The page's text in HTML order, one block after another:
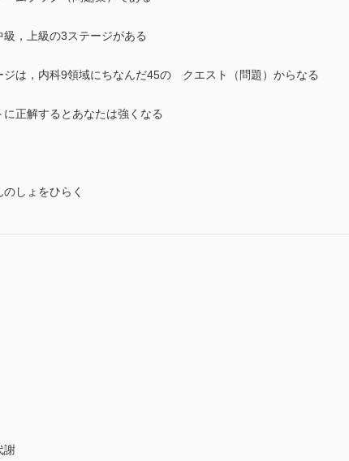
級，上級の3ステージがある
ジは，内科9領域にちなんだ45の クエスト（問題）からなる
に正解するとあなたは強くなる
しょをひらく
謝